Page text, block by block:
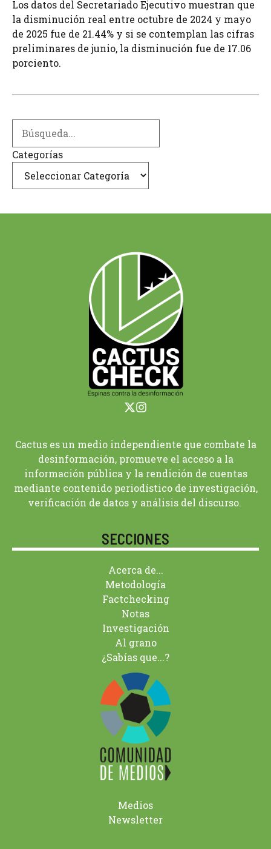
Los datos del Secretariado Ejecutivo muestran que
la disminución real entre octubre de 2024 y mayo
de 2025 fue de 21.44% y si se contemplan las cifras
preliminares de junio, la disminución fue de 17.06
porciento.
Categorías
Cactus es un medio independiente que combate la
desinformación, promueve el acceso a la
información pública y la rendición de cuentas
mediante contenido periodístico de investigación,
verificación de datos y análisis del discurso.
SECCIONES
Acerca de...
Metodología
Factchecking
Notas
Investigación
Al grano
¿Sabías que...?
Medios
Newsletter